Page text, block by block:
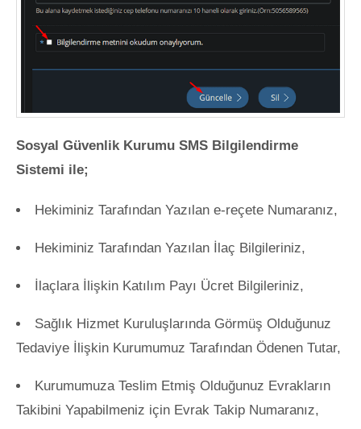
Sosyal Güvenlik Kurumu SMS Bilgilendirme
Sistemi ile;
Hekiminiz Tarafından Yazılan e-reçete Numaranız,
Hekiminiz Tarafından Yazılan İlaç Bilgileriniz,
İlaçlara İlişkin Katılım Payı Ücret Bilgileriniz,
Sağlık Hizmet Kuruluşlarında Görmüş Olduğunuz
Tedaviye İlişkin Kurumumuz Tarafından Ödenen Tutar,
Kurumumuza Teslim Etmiş Olduğunuz Evrakların
Takibini Yapabilmeniz için Evrak Takip Numaranız,